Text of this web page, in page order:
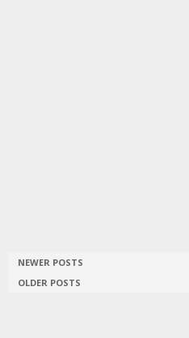
NEWER POSTS
OLDER POSTS